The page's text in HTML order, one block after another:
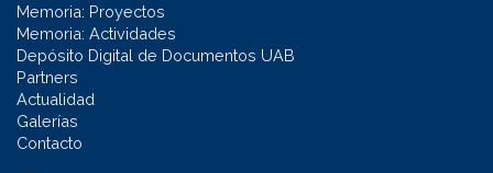
Memoria: Proyectos
Memoria: Actividades
Depósito Digital de Documentos UAB
Partners
Actualidad
Galerías
Contacto